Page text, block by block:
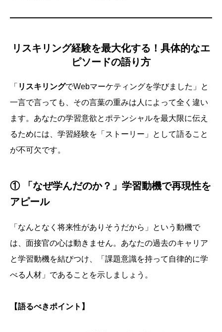
リスキリング経験を最大化する！具体的なエ
ピソードの語り方
「 リスキリングでWebマーケティングを学びました」と
一言で言っても、その言葉の重みは人によって全く違い
ます。あなたの学習意欲とポテンシャルを最大限に伝え
るためには、学習経験を「ストーリー」として語ること
が不可欠です。
① 「なぜ学んだのか？」学習動機で再現性を
アピール
「なんとなく将来性がありそうだから」という動機で
は、面接官の心は動きません。あなたの過去のキャリア
と学習動機を結びつけ、「課題意識を持って自律的に学
べる人材」であることを示しましょう。
【語るべきポイント】